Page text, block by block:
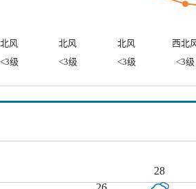
北风 北风 北风
西北
<3级 <3级 <3级 <3级
28